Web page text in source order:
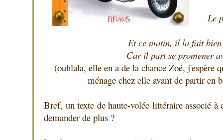
Le
Et ce matin, il la fait
Car il part se promener
(ouhlala, elle en a de la chance Zoé, j'espère
ménage chez elle avant de partir en
Bref, un texte de haute-volée littéraire associé à
demander de plus ?